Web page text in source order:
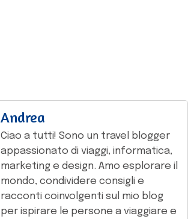
Andrea
Ciao a tutti! Sono un travel blogger
appassionato di viaggi, informatica,
marketing e design. Amo esplorare il
mondo, condividere consigli e
racconti coinvolgenti sul mio blog
per ispirare le persone a viaggiare e